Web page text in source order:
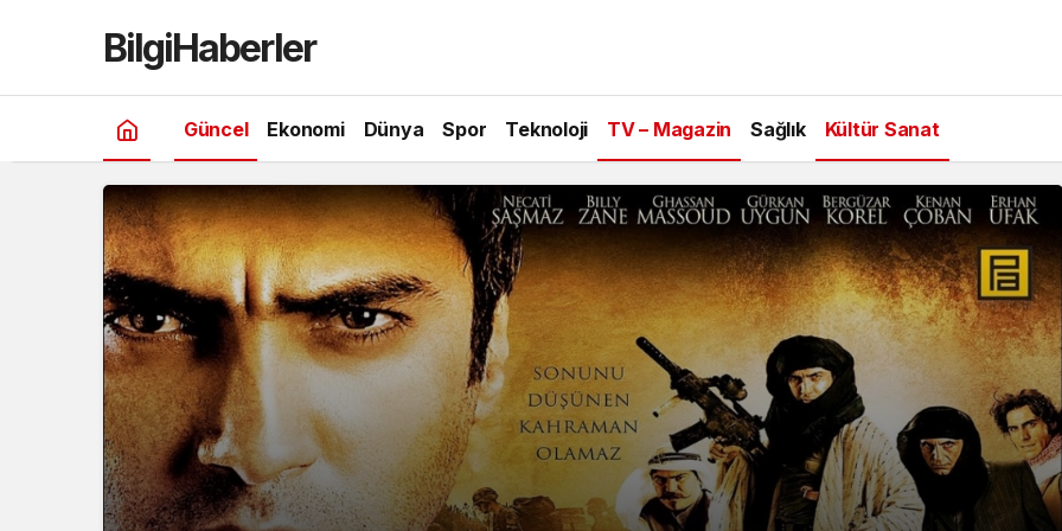
BilgiHaberler
Güncel Ekonomi Dünya Spor Teknoloji TV – Magazin Sağlık Kültür Sanat
Küf filmi nerede çekildi hangi şehirde çekildi gişe hasılat konusu oyuncuları